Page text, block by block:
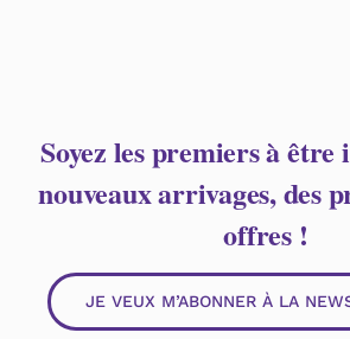
Soyez les premiers à être
nouveaux arrivages, des
offres !
JE VEUX M’ABONNER À LA